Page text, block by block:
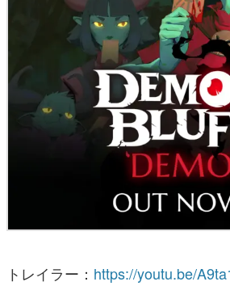
トレイラー： https://youtu.be/